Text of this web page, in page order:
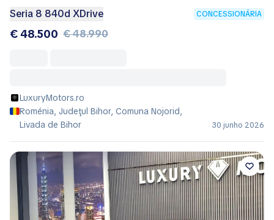
Seria 8 840d XDrive CONCESSIONÁRIA
€ 48.500 € 48.990
LuxuryMotors.ro
Roménia, Judeţul Bihor, Comuna Nojorid,
Livada de Bihor
30 junho 2026